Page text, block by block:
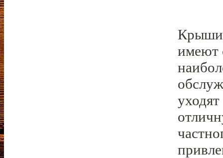
Крыши
имеют